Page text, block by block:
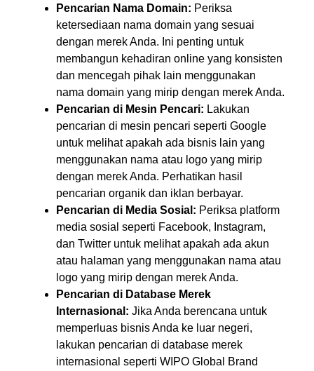
Pencarian Nama Domain: Periksa
ketersediaan nama domain yang sesuai
dengan merek Anda. Ini penting untuk
membangun kehadiran online yang konsisten
dan mencegah pihak lain menggunakan
nama domain yang mirip dengan merek Anda.
Pencarian di Mesin Pencari: Lakukan
pencarian di mesin pencari seperti Google
untuk melihat apakah ada bisnis lain yang
menggunakan nama atau logo yang mirip
dengan merek Anda. Perhatikan hasil
pencarian organik dan iklan berbayar.
Pencarian di Media Sosial: Periksa platform
media sosial seperti Facebook, Instagram,
dan Twitter untuk melihat apakah ada akun
atau halaman yang menggunakan nama atau
logo yang mirip dengan merek Anda.
Pencarian di Database Merek
Internasional: Jika Anda berencana untuk
memperluas bisnis Anda ke luar negeri,
lakukan pencarian di database merek
internasional seperti WIPO Global Brand